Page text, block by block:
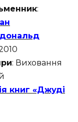
:
: Виховання
книг «Джуді